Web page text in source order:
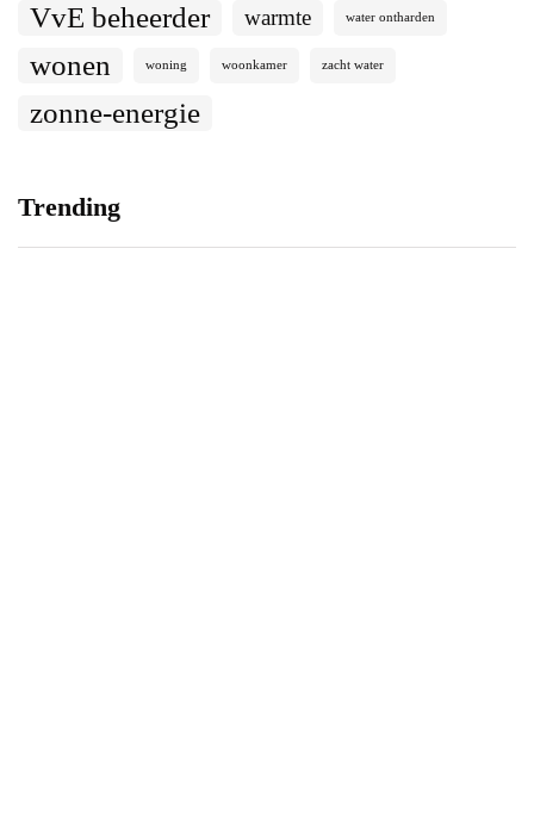
VvE beheerder warmte water ontharden
wonen woning woonkamer zacht water
zonne-energie
Trending